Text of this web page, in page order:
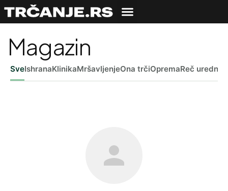
Magazin
SveIshranaKlinikaMršavljenjeOna trčiOpremaReč